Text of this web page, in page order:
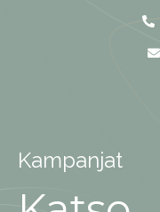
Kampanjat